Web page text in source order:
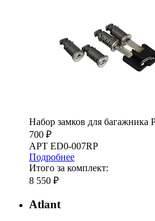
Набор замков для багажника
700 ₽
АРТ ED0-007RP
Подробнее
Итого за комплект:
8 550 ₽
Atlant